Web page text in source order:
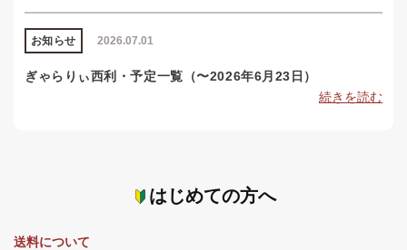
2026.07.01
お知らせ
ぎゃらりぃ西利・予定一覧（〜2026年6月23日）
続きを読む
はじめての方へ
送料について